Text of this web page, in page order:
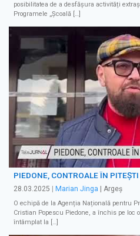
posibilitatea de a desfășura activități
Programele „Școală […]
PIEDONE, CONTROALE ÎN PITEŞTI
28.03.2025 Marian Jinga | Argeș
O echipă de la Agenția Națională pentru
Cristian Popescu Piedone, a închis pe loc
întâmplat la […]